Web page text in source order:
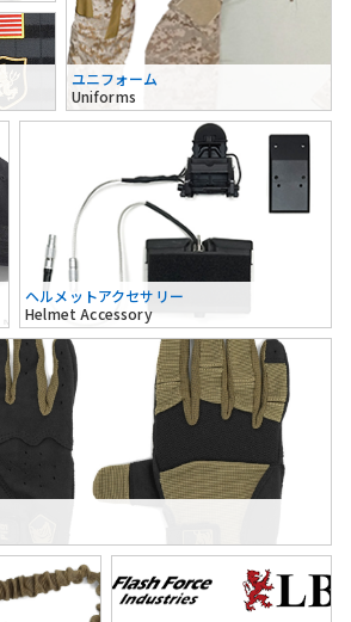
ユニフォーム
Uniforms
ヘルメットアクセサリー
Helmet Accessory